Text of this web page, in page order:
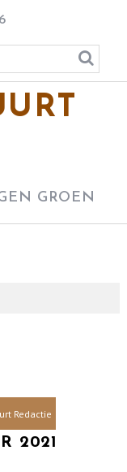
GROEN
Redactie
2021